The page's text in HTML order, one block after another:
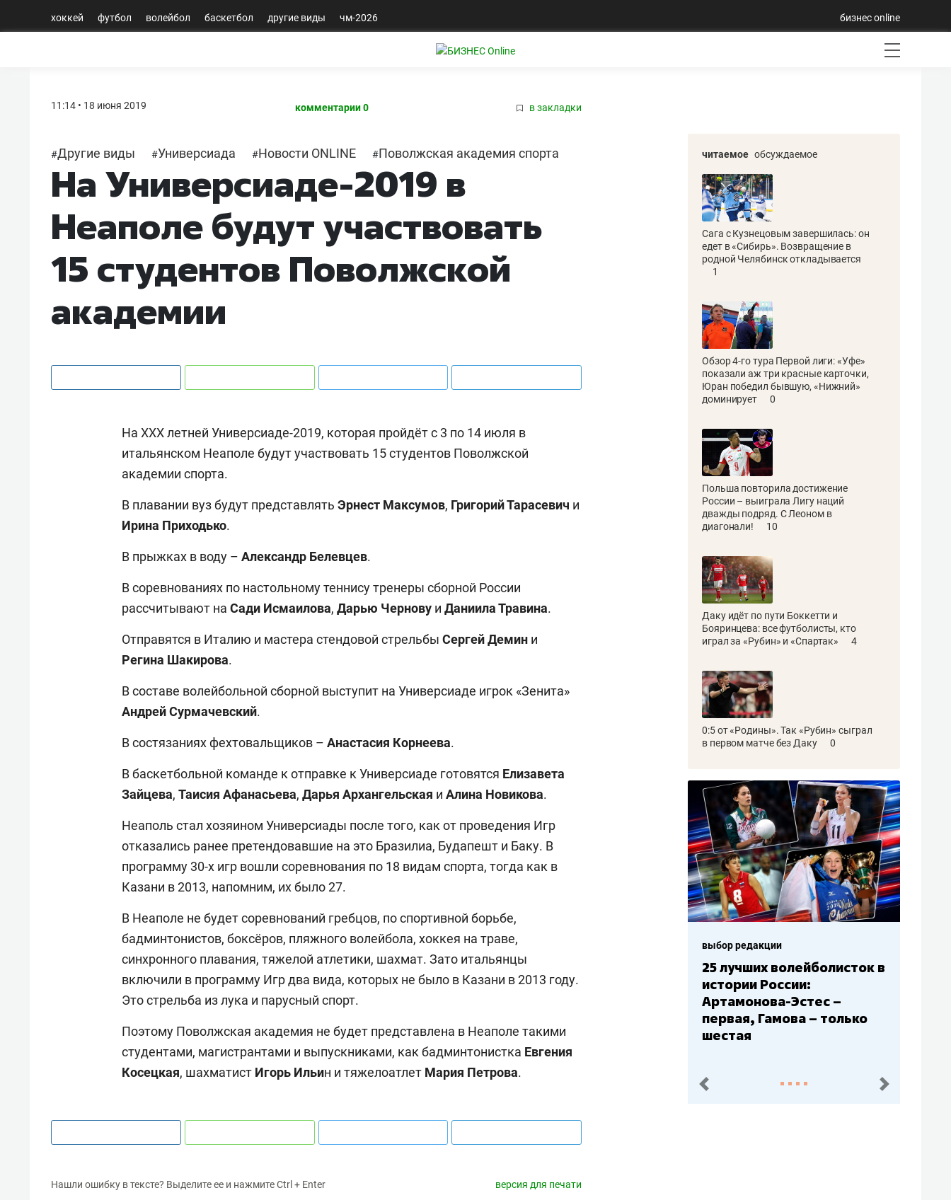
хоккей футбол волейбол баскетбол другие виды чм-2026 бизнес online
11:14 • 18 июня 2019 комментарии 0 в закладки
#Другие виды #Универсиада #Новости ONLINE #Поволжская академия спорта
На Универсиаде-2019 в
Неаполе будут участвовать
15 студентов Поволжской
академии
На ХХХ летней Универсиаде-2019, которая пройдёт с 3 по 14 июля в
итальянском Неаполе будут участвовать 15 студентов Поволжской
академии спорта.
В плавании вуз будут представлять Эрнест Максумов, Григорий Тарасевич и
Ирина Приходько.
В прыжках в воду – Александр Белевцев.
В соревнованиях по настольному теннису тренеры сборной России
рассчитывают на Сади Исмаилова, Дарью Чернову и Даниила Травина.
Отправятся в Италию и мастера стендовой стрельбы Сергей Демин и
Регина Шакирова.
В составе волейбольной сборной выступит на Универсиаде игрок «Зенита»
Андрей Сурмачевский.
В состязаниях фехтовальщиков – Анастасия Корнеева.
В баскетбольной команде к отправке к Универсиаде готовятся Елизавета
Зайцева, Таисия Афанасьева, Дарья Архангельская и Алина Новикова.
Неаполь стал хозяином Универсиады после того, как от проведения Игр
отказались ранее претендовавшие на это Бразилиа, Будапешт и Баку. В
программу 30-х игр вошли соревнования по 18 видам спорта, тогда как в
Казани в 2013, напомним, их было 27.
В Неаполе не будет соревнований гребцов, по спортивной борьбе,
бадминтонистов, боксёров, пляжного волейбола, хоккея на траве,
синхронного плавания, тяжелой атлетики, шахмат. Зато итальянцы
включили в программу Игр два вида, которых не было в Казани в 2013 году.
Это стрельба из лука и парусный спорт.
Поэтому Поволжская академия не будет представлена в Неаполе такими
студентами, магистрантами и выпускниками, как бадминтонистка Евгения
Косецкая, шахматист Игорь Ильин и тяжелоатлет Мария Петрова.
Нашли ошибку в тексте? Выделите ее и нажмите Ctrl + Enter версия для печати
читаемое обсуждаемое
Сага с Кузнецовым завершилась: он
едет в «Сибирь». Возвращение в
родной Челябинск откладывается
1
Обзор 4-го тура Первой лиги: «Уфе»
показали аж три красные карточки,
Юран победил бывшую, «Нижний»
доминирует
0
Польша повторила достижение
России – выиграла Лигу наций
дважды подряд. С Леоном в
диагонали!
10
Даку идёт по пути Боккетти и
Бояринцева: все футболисты, кто
играл за «Рубин» и «Спартак»
4
0:5 от «Родины». Так «Рубин» сыграл
в первом матче без Даку
0
выбор редакции
25 лучших волейболисток в
истории России:
Артамонова-Эстес –
первая, Гамова – только
шестая
пред. след.